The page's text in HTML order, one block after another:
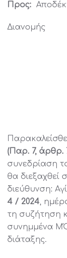
Προς:
Διανομής
(Παρ. 7, άρθρ.
συνεδρίαση
θα διεξαχθεί
διεύθυνση:
4 / 2024,
τη συζήτηση
συνημμένα
διάταξης.